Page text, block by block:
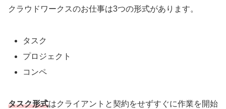
クラウドワークスのお仕事は3つの形式があります。
タスク
プロジェクト
コンペ
タスク形式はクライアントと契約をせずすぐに作業を開始